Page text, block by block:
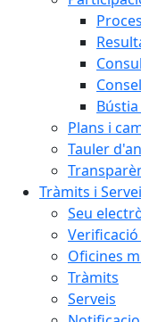
Plans i
Tauler
Tràmits i
Seu
Oficines
Tràmits
Serveis